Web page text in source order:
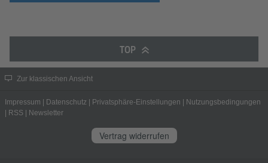
TOP
Zur klassischen Ansicht
Impressum | Datenschutz | Privatsphäre-Einstellungen | Nutzungsbedingungen
| RSS | Newsletter
Vertrag widerrufen